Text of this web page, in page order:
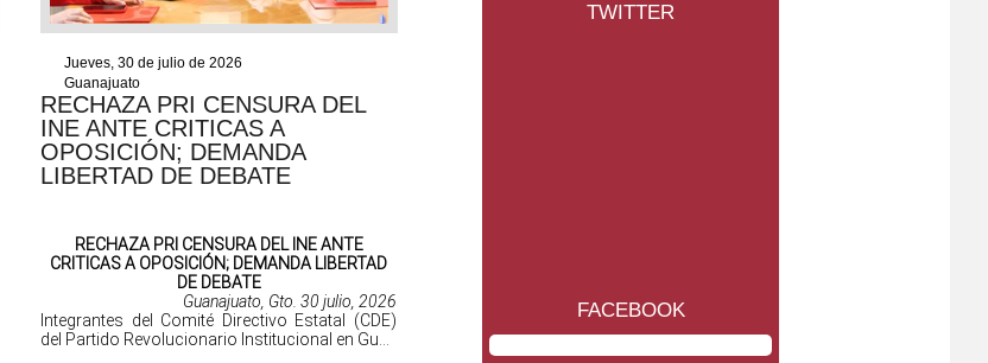
Jueves, 30 de julio de 2026
Guanajuato
RECHAZA PRI CENSURA DEL
INE ANTE CRITICAS A
OPOSICIÓN; DEMANDA
LIBERTAD DE DEBATE
RECHAZA PRI CENSURA DEL INE ANTE
CRITICAS A OPOSICIÓN; DEMANDA LIBERTAD
DE DEBATE
Guanajuato, Gto. 30 julio, 2026
Integrantes del Comité Directivo Estatal (CDE)
del Partido Revolucionario Institucional en Gu...
TWITTER
FACEBOOK